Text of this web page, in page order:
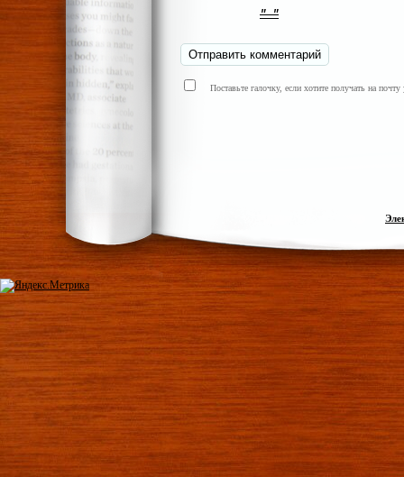
Поставьте галочку, если хотите получать на